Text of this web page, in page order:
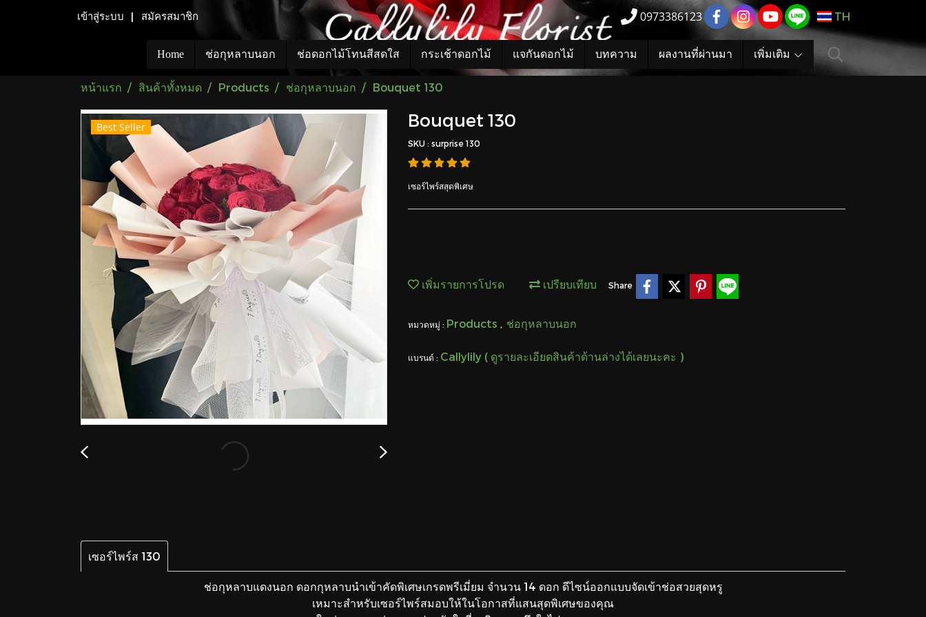
เข้าสู่ระบบ สมัครสมาชิก 0973386123 TH
Home ช่อกุหลาบนอก ช่อดอกไม้โทนสีสดใส กระเช้าดอกไม้ แจกันดอกไม้ บทความ ผลงานที่ผ่านมา เพิ่มเติม
หน้าแรก สินค้าทั้งหมด Products ช่อกุหลาบนอก Bouquet 130
Best Seller Bouquet 130
SKU : surprise 130
เซอร์ไพร์สสุดพิเศษ
เพิ่มรายการโปรด เปรียบเทียบ Share
หมวดหมู่ : Products , ช่อกุหลาบนอก
แบรนด์ : Callylily ( ดูรายละเอียดสินค้าด้านล่างได้เลยนะคะ )
เซอร์ไพร์ส 130
ช่อกุหลาบแดงนอก ดอกกุหลาบนำเข้าคัดพิเศษเกรดพรีเมี่ยม จำนวน 14 ดอก ดีไซน์ออกแบบจัดเข้าช่อสวยสุดหรู
เหมาะสำหรับเซอร์ไพร์สมอบให้ในโอกาสที่แสนสุดพิเศษของคุณ